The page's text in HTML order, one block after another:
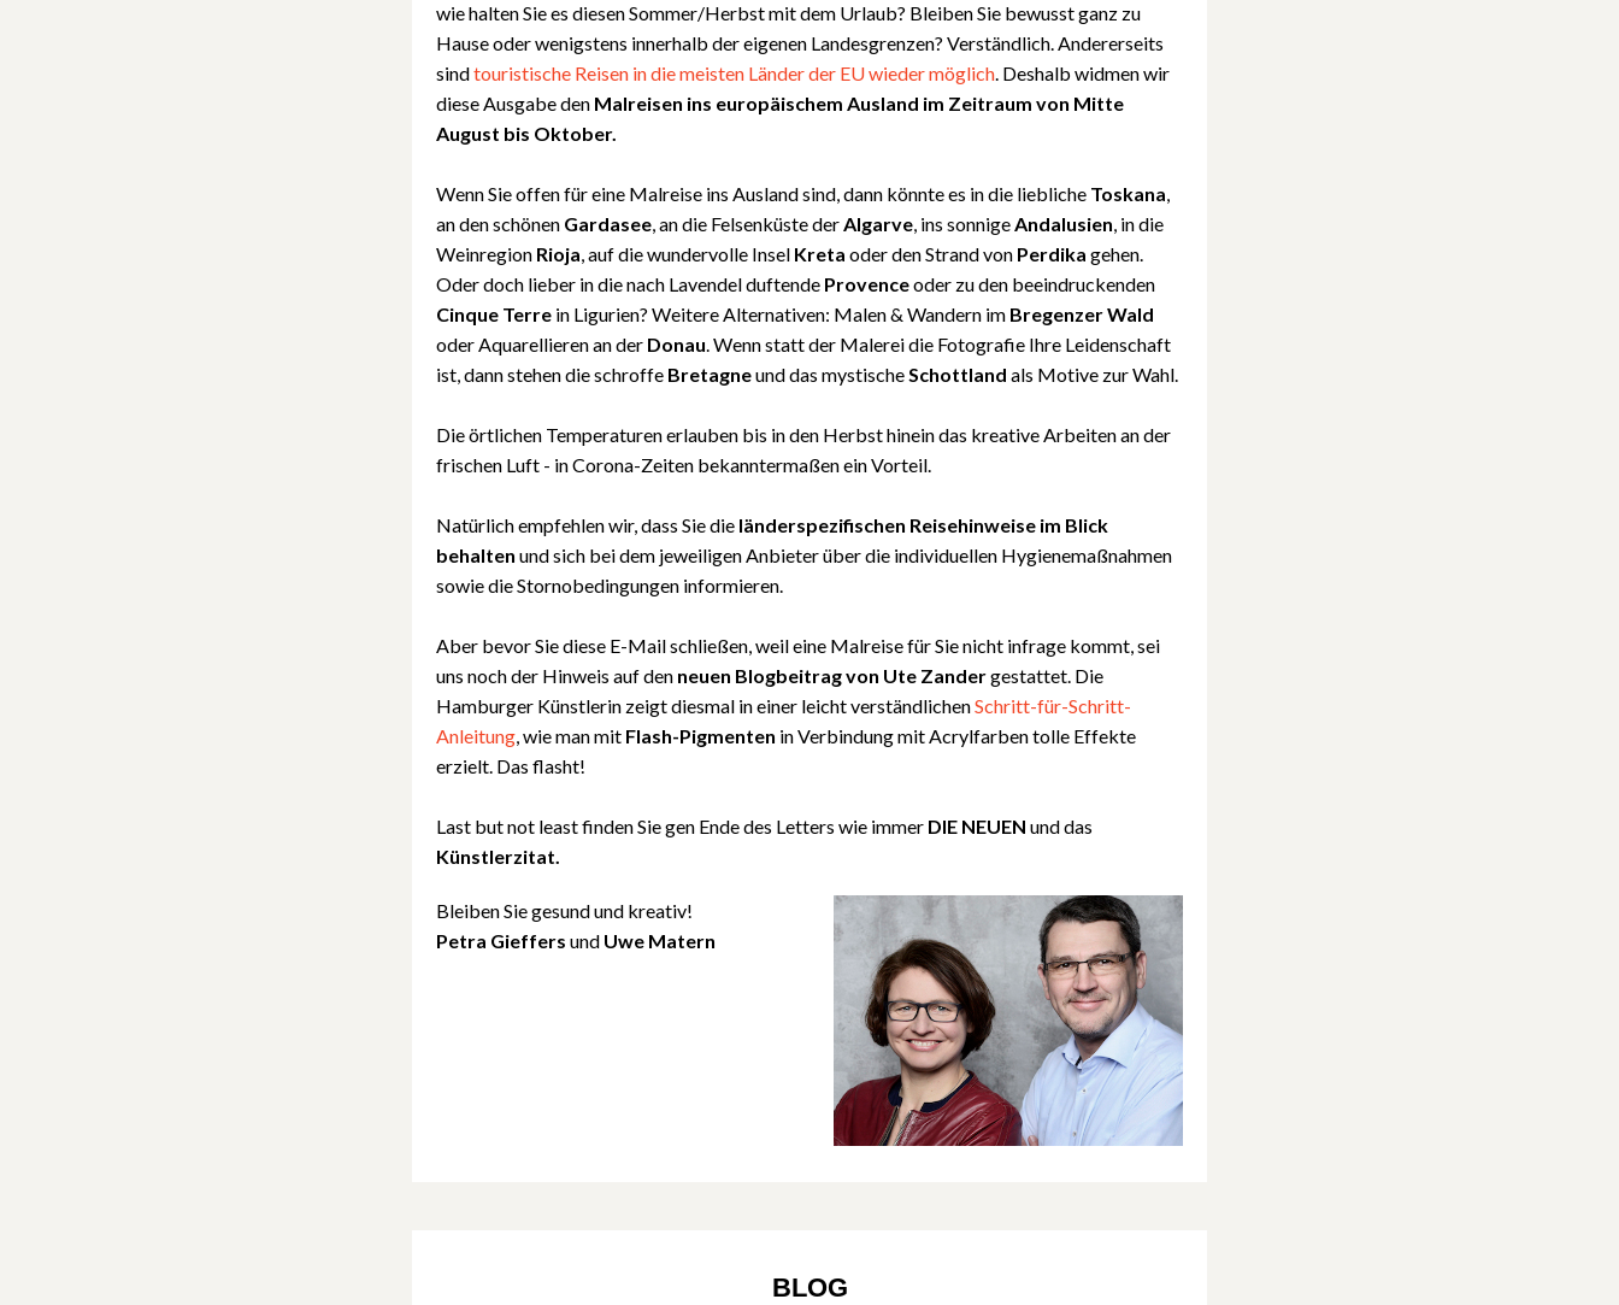
wie halten Sie es diesen Sommer/Herbst mit dem Urlaub? Bleiben Sie bewusst ganz zu
Hause oder wenigstens innerhalb der eigenen Landesgrenzen? Verständlich. Andererseits
sindtouristische Reisen in die meisten Länder der EU wieder möglich. Deshalb widmen wir
diese Ausgabe den Malreisen ins europäischem Ausland im Zeitraum von Mitte
August bis Oktober.
Wenn Sie offen für eine Malreise ins Ausland sind, dann könnte es in die liebliche Toskana,
an den schönen Gardasee, an die Felsenküste derAlgarve, ins sonnigeAndalusien, in die
Weinregion Rioja, auf die wundervolle Insel Kreta oder den Strand von Perdika gehen.
Oder doch lieber in die nach Lavendel duftende Provenceoder zu den beeindruckenden
Cinque Terre in Ligurien? Weitere Alternativen: Malen & Wandern im Bregenzer Wald
oder Aquarellieren an der Donau. Wenn statt der Malerei die Fotografie Ihre Leidenschaft
ist, dann stehen die schroffe Bretagneund das mystischeSchottland als Motive zur Wahl.
Die örtlichen Temperaturen erlauben bis in den Herbst hinein das kreative Arbeiten an der
frischen Luft - in Corona-Zeiten bekanntermaßen ein Vorteil.
Natürlich empfehlen wir, dass Sie die länderspezifischen Reisehinweise im Blick
behalten und sich bei dem jeweiligen Anbieter über die individuellen Hygienemaßnahmen
sowie die Stornobedingungen informieren.
Aber bevor Sie diese E-Mail schließen, weil eine Malreise für Sie nicht infrage kommt, sei
uns noch der Hinweis auf den neuen Blogbeitrag von Ute Zandergestattet. Die
Hamburger Künstlerin zeigt diesmal in einer leicht verständlichenSchritt-für-Schritt-
Anleitung, wie man mit Flash-Pigmenten in Verbindung mit Acrylfarben tolle Effekte
erzielt. Das flasht!
Last but not least finden Sie gen Ende des Letters wie immer DIE NEUEN und das
Künstlerzitat.
Bleiben Sie gesund und kreativ!
Petra Gieffers und Uwe Matern
BLOG